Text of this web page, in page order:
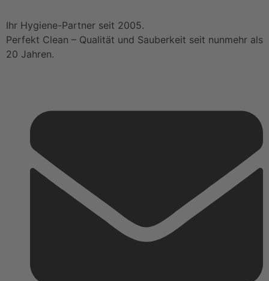
Ihr Hygiene-Partner seit 2005.
Perfekt Clean – Qualität und Sauberkeit seit nunmehr als
20 Jahren.